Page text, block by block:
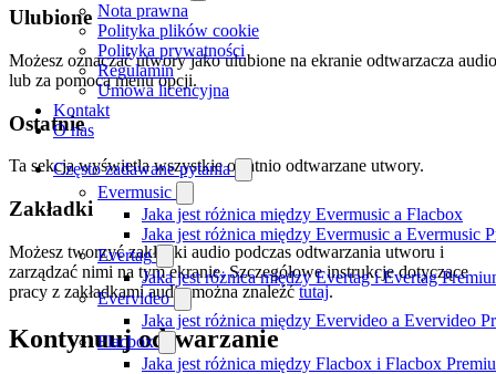
Nota prawna
Polityka plików cookie
Polityka prywatności
Regulamin
Umowa licencyjna
Kontakt
O nas
Często zadawane pytania
Evermusic
Jaka jest różnica między Evermusic a Flacbox
Jaka jest różnica między Evermusic a Evermusic
Evertag
Jaka jest różnica między Evertag i Evertag
Evervideo
Jaka jest różnica między Evervideo a Evervideo
Flacbox
Jaka jest różnica między Flacbox i Flacbox
Ulubione
Możesz oznaczać utwory jako ulubione na ekranie odtwarzacza audio
lub za pomocą menu opcji.
Ostatnie
Ta sekcja wyświetla wszystkie ostatnio odtwarzane utwory.
Zakładki
Możesz tworzyć zakładki audio podczas odtwarzania utworu i
zarządzać nimi na tym ekranie. Szczegółowe instrukcje dotyczące
pracy z zakładkami audio można znaleźćtutaj.
Kontynuuj odtwarzanie